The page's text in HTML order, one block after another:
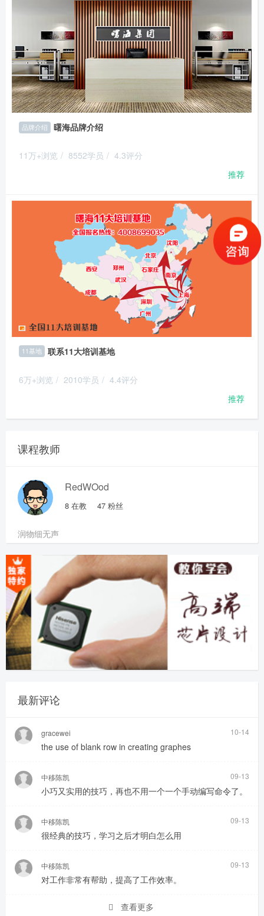
品牌介绍 曙海品牌介绍
11万+浏览 / 8552学员 / 4.3评分
推荐
11基地 联系11大培训基地
6万+浏览 / 2010学员 / 4.4评分
推荐
课程教师
RedWOod
8 在教 47 粉丝
润物细无声
最新评论
gracewei 10-14
the use of blank row in creating graphes
中移陈凯 09-13
小巧又实用的技巧，再也不用一个一个手动编写命令了。
中移陈凯 09-13
很经典的技巧，学习之后才明白怎么用
中移陈凯 09-13
对工作非常有帮助，提高了工作效率。
查看更多